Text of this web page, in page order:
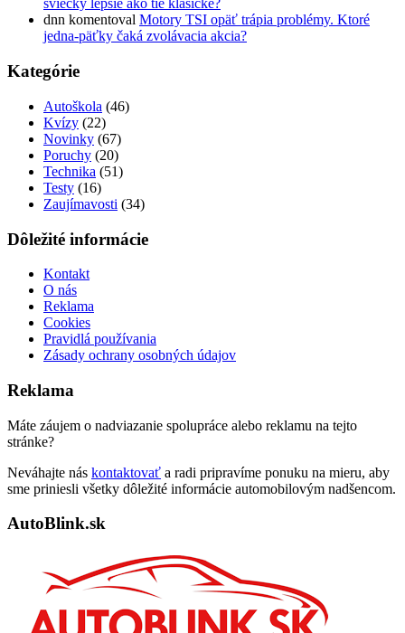
sviečky lepšie ako tie klasické?
dnn komentoval Motory TSI opäť trápia problémy. Ktoré
jedna-päťky čaká zvolávacia akcia?
Kategórie
Autoškola (46)
Kvízy (22)
Novinky (67)
Poruchy (20)
Technika (51)
Testy (16)
Zaujímavosti (34)
Dôležité informácie
Kontakt
O nás
Reklama
Cookies
Pravidlá používania
Zásady ochrany osobných údajov
Reklama
Máte záujem o nadviazanie spolupráce alebo reklamu na tejto
stránke?
Neváhajte nás kontaktovať a radi pripravíme ponuku na mieru, aby
sme priniesli všetky dôležité informácie automobilovým nadšencom.
AutoBlink.sk